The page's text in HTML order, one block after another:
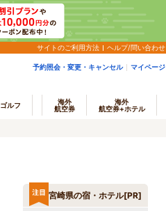
サイトのご利用方法 ヘルプ/問い合わせ
予約照会・変更・キャンセル マイページ
ゴルフ
海外
航空券
海外
航空券+ホテル
宮崎県の宿・ホテル[PR]